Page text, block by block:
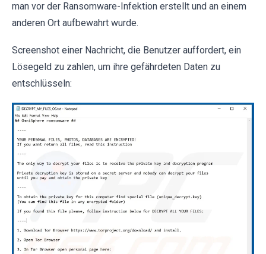
man vor der Ransomware-Infektion erstellt und an einem
anderen Ort aufbewahrt wurde.
Screenshot einer Nachricht, die Benutzer auffordert, ein
Lösegeld zu zahlen, um ihre gefährdeten Daten zu
entschlüsseln: